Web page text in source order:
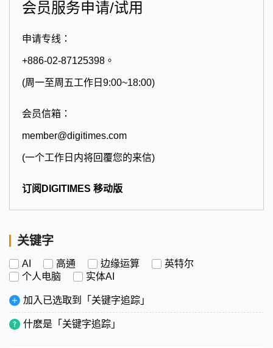
会员服务申请/试用
申请专线：
+886-02-87125398。
(周一至周五工作日9:00~18:00)
会员信箱：
member@digitimes.com
(一个工作日内将回覆您的来信)
订阅DIGITIMES 移动版
关键字
AI 高通 边缘运算
英特尔
个人电脑
实体AI
加入已选取到「关键字追踪」
什麽是「关键字追踪」